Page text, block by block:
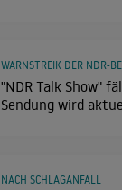
"NDR Talk Show"
Sendung wird
WARNSTREIK DER NDR-
NACH SCHLAGANFALL